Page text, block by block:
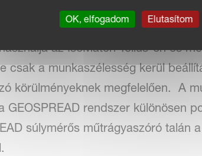
például egy ék alakú tábla
lépésről lépésre. GEOSPREAD
az IsoMatch Tellus-on és
csak a munkaszélesség kerül
körülményeknek megfelelően. A
GEOSPREAD rendszer különösen
súlymérős műtrágyaszóró talán
OK, elfogadom Elutasítom